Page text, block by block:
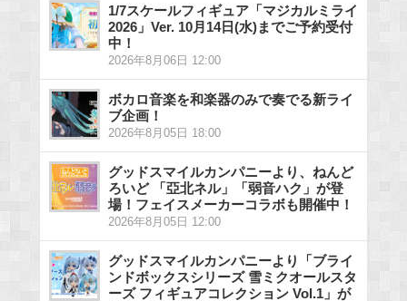
1/7スケールフィギュア「マジカルミライ
2026」Ver. 10月14日(水)までご予約受付
中！
2026年8月06日 12:00
ボカロ音楽を和楽器のみで奏でる新ライ
ブ企画！
2026年8月05日 18:00
グッドスマイルカンパニーより、ねんど
ろいど 「亞北ネル」「弱音ハク」が登
場！フェイスメーカーコラボも開催中！
2026年8月05日 12:00
グッドスマイルカンパニーより「ブライ
ンドボックスシリーズ 雪ミクオールスタ
ーズ フィギュアコレクション Vol.1」が